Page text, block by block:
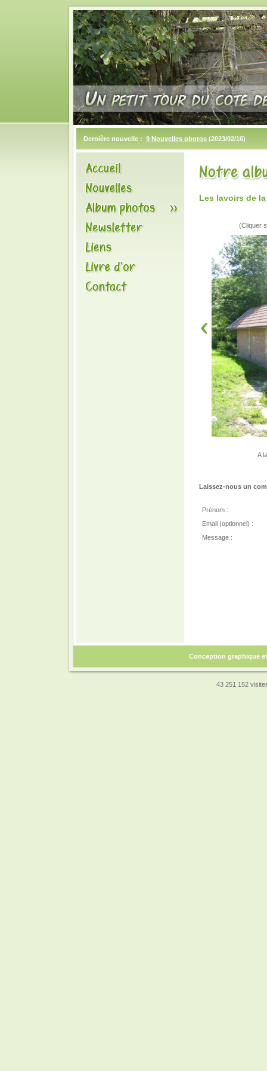
Dernière nouvelle : 9 Nouvelles photos (2023/02/16)
Les lavoirs de
(Cliquer
A
Laissez-nous un
Prénom :
Email (optionnel) :
Message :
Conception graphique
43 251 152